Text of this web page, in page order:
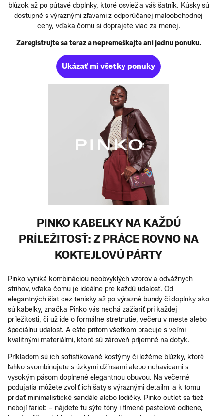
blúzok až po pútavé doplnky, ktoré osviežia váš šatník. Kúsky sú
dostupné s výraznými zľavami z odporúčanej maloobchodnej
ceny, vďaka čomu si doprajete viac za menej .
Zaregistrujte sa teraz a nepremeškajte ani jednu ponuku.
Ukázať mi všetky ponuky
PINKO KABELKY NA KAŽDÚ
PRÍLEŽITOSŤ: Z PRÁCE ROVNO NA
KOKTEJLOVÚ PÁRTY
Pinko vyniká kombináciou neobvyklých vzorov a odvážnych
strihov, vďaka čomu je ideálne pre každú udalosť. Od
elegantných šiat cez tenisky až po výrazné bundy či doplnky ako
sú kabelky, značka Pinko vás nechá zažiariť pri každej
príležitosti, či už ide o formálne stretnutie, večeru v meste alebo
špeciálnu udalosť. A ešte pritom všetkom pracuje s veľmi
kvalitnými materiálmi, ktoré sú zároveň príjemné na dotyk.
Príkladom sú ich sofistikované kostýmy či ležérne blúzky, ktoré
ľahko skombinujete s úzkymi džínsami alebo nohavicami s
vysokým pásom doplnené elegantnou obuvou. Na večerné
podujatia môžete zvoliť ich šaty s výraznými detailmi a k tomu
pridať minimalistické sandále alebo lodičky. Pinko outlet sa tiež
nebojí farieb – nájdete tu sýte tóny i tlmené pastelové odtiene,